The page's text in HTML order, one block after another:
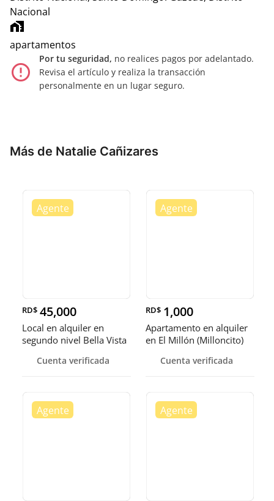
Nacional
home_work
apartamentos
error_outline
Por tu seguridad, no realices pagos por adelantado.
Revisa el artículo y realiza la transacción
personalmente en un lugar seguro.
Más de Natalie Cañizares
RD$ 45,000
Local en alquiler en
segundo nivel Bella Vista
Cuenta verificada
RD$ 1,000
Apartamento en alquiler
en El Millón (Milloncito)
Cuenta verificada